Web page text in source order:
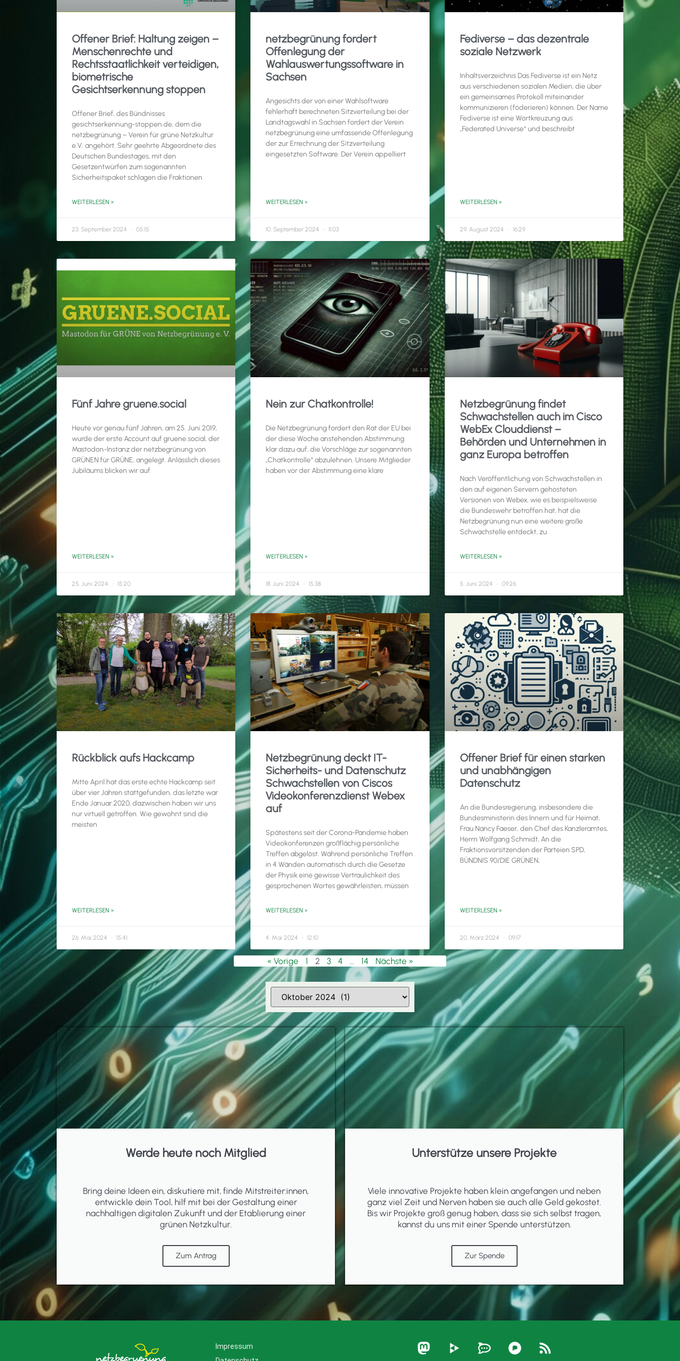
Offener Brief: Haltung zeigen –
Menschenrechte und
Rechtsstaatlichkeit verteidigen,
biometrische
Gesichtserkennung stoppen
Offener Brief, des Bündnisses
gesichtserkennung-stoppen.de, dem die
netzbegrünung – Verein für grüne Netzkultur
e.V. angehört. Sehr geehrte Abgeordnete des
Deutschen Bundestages, mit den
Gesetzentwürfen zum sogenannten
Sicherheitspaket schlagen die Fraktionen
WEITERLESEN »
23. September 2024 05:15
netzbegrünung fordert
Offenlegung der
Wahlauswertungssoftware in
Sachsen
Angesichts der von einer Wahlsoftware
fehlerhaft berechneten Sitzverteilung bei der
Landtagswahl in Sachsen fordert der Verein
netzbegrünung eine umfassende Offenlegung
der zur Errechnung der Sitzverteilung
eingesetzten Software. Der Verein appelliert
WEITERLESEN »
10. September 2024 11:03
Fediverse – das dezentrale
soziale Netzwerk
Inhaltsverzeichnis Das Fediverse ist ein Netz
aus verschiedenen sozialen Medien, die über
ein gemeinsames Protokoll miteinander
kommunizieren (föderieren) können. Der Name
Fediverse ist eine Wortkreuzung aus
„Federated Universe“ und beschreibt
WEITERLESEN »
29. August 2024 16:29
Fünf Jahre gruene.social
Heute vor genau fünf Jahren, am 25. Juni 2019,
wurde der erste Account auf gruene.social, der
Mastodon-Instanz der netzbegrünung von
GRÜNEN für GRÜNE, angelegt. Anlässlich dieses
Jubiläums blicken wir auf
WEITERLESEN »
25. Juni 2024 15:20
Nein zur Chatkontrolle!
Die Netzbegrünung fordert den Rat der EU bei
der diese Woche anstehenden Abstimmung
klar dazu auf, die Vorschläge zur sogenannten
„Chatkontrolle“ abzulehnen. Unsere Mitglieder
haben vor der Abstimmung eine klare
WEITERLESEN »
18. Juni 2024 15:38
Netzbegrünung findet
Schwachstellen auch im Cisco
WebEx Clouddienst –
Behörden und Unternehmen in
ganz Europa betroffen
Nach Veröffentlichung von Schwachstellen in
den auf eigenen Servern gehosteten
Versionen von Webex, wie es beispielsweise
die Bundeswehr betroffen hat, hat die
Netzbegrünung nun eine weitere große
Schwachstelle entdeckt, zu
WEITERLESEN »
5. Juni 2024 09:26
Rückblick aufs Hackcamp
Mitte April hat das erste echte Hackcamp seit
über vier Jahren stattgefunden, das letzte war
Ende Januar 2020, dazwischen haben wir uns
nur virtuell getroffen. Wie gewohnt sind die
meisten
WEITERLESEN »
26. Mai 2024 15:41
Netzbegrünung deckt IT-
Sicherheits- und Datenschutz
Schwachstellen von Ciscos
Videokonferenzdienst Webex
auf
Spätestens seit der Corona-Pandemie haben
Videokonferenzen großflächig persönliche
Treffen abgelöst. Während persönliche Treffen
in 4 Wänden automatisch durch die Gesetze
der Physik eine gewisse Vertraulichkeit des
gesprochenen Wortes gewährleisten, müssen
WEITERLESEN »
4. Mai 2024 12:10
Offener Brief für einen starken
und unabhängigen
Datenschutz
An die Bundesregierung, insbesondere die
Bundesministerin des Innern und für Heimat,
Frau Nancy Faeser, den Chef des Kanzleramtes,
Herrn Wolfgang Schmidt, An die
Fraktionsvorsitzenden der Parteien SPD,
BÜNDNIS 90/DIE GRÜNEN,
WEITERLESEN »
20. März 2024 09:17
« Vorige 1 2 3 4 14 Nächste »
Werde heute noch Mitglied
Bring deine Ideen ein, diskutiere mit, finde Mitstreiter:innen,
entwickle dein Tool, hilf mit bei der Gestaltung einer
nachhaltigen digitalen Zukunft und der Etablierung einer
grünen Netzkultur.
Zum Antrag
Unterstütze unsere Projekte
Viele innovative Projekte haben klein angefangen und neben
ganz viel Zeit und Nerven haben sie auch alle Geld gekostet.
Bis wir Projekte groß genug haben, dass sie sich selbst tragen,
kannst du uns mit einer Spende unterstützen.
Zur Spende
Impressum